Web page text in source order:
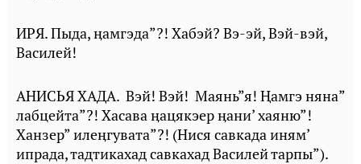
ИРЯ. Пыда, ӊамгэда”?! Хабэй? Вэ-эй, Вэй-вэй,
Василей!
АНИСЬЯ ХАДА. Вэй! Вэй! Маянь”я! Ⱨамгэ няна”
лабцейта”?! Хасава ӊацякэер ӊани’ хаяню”!
Ханзер” илеӊгувата”?! (Нися савкада иням’
ипрада, тадтикахад савкахад Василей тарпы”).